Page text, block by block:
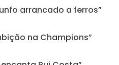
arrancado a ferros”
na Champions”